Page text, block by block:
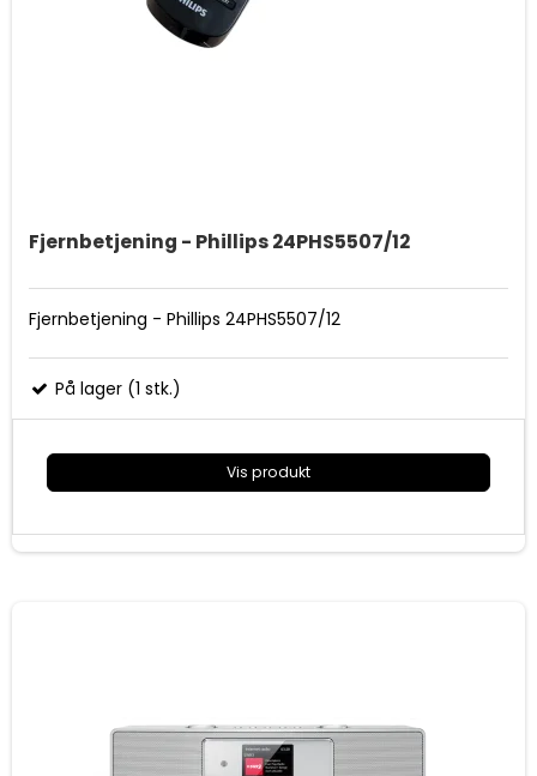
Fjernbetjening - Phillips 24PHS5507/12
Fjernbetjening - Phillips 24PHS5507/12
På lager (1 stk.)
Vis produkt